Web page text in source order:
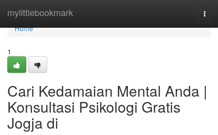
mylittlebookmark
Home
Home
1
Cari Kedamaian Mental Anda |
Konsultasi Psikologi Gratis
Jogja di